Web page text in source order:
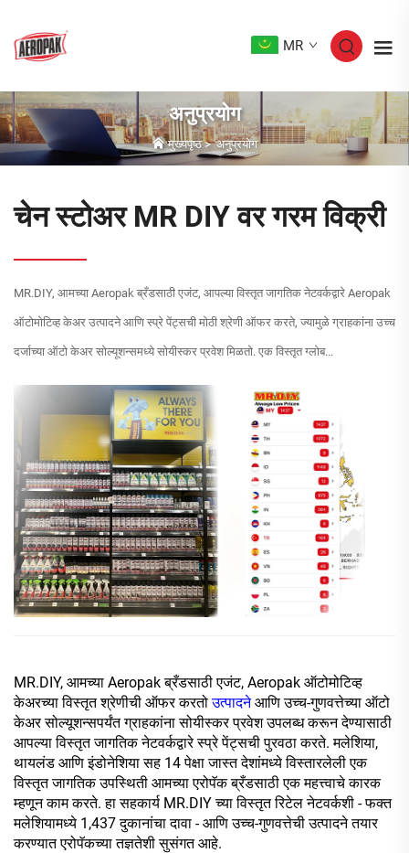
MR
अनुप्रयोग
मुख्यपृष्ठ>अनुप्रयोग
चेन स्टोअर MR DIY वर गरम विक्री
MR.DIY, आमच्या Aeropak ब्रँडसाठी एजंट, आपल्या विस्तृत जागतिक नेटवर्कद्वारे Aeropak
ऑटोमोटिव्ह केअर उत्पादने आणि स्प्रे पेंट्सची मोठी श्रेणी ऑफर करते, ज्यामुळे ग्राहकांना उच्च
दर्जाच्या ऑटो केअर सोल्यूशन्समध्ये सोयीस्कर प्रवेश मिळतो. एक विस्तृत ग्लोब...
MR.DIY, आमच्या Aeropak ब्रँडसाठी एजंट, Aeropak ऑटोमोटिव्ह
केअरच्या विस्तृत श्रेणीची ऑफर करतोउत्पादनेआणि उच्च-गुणवत्तेच्या ऑटो
केअर सोल्यूशन्सपर्यंत ग्राहकांना सोयीस्कर प्रवेश उपलब्ध करून देण्यासाठी
आपल्या विस्तृत जागतिक नेटवर्कद्वारे स्प्रे पेंट्सची पुरवठा करते. मलेशिया,
थायलंड आणि इंडोनेशिया सह 14 पेक्षा जास्त देशांमध्ये विस्तारलेली एक
विस्तृत जागतिक उपस्थिती आमच्या एरोपॅक ब्रँडसाठी एक महत्त्वाचे कारक
म्हणून काम करते. हा सहकार्य MR.DIY च्या विस्तृत रिटेल नेटवर्कशी - फक्त
मलेशियामध्ये 1,437 दुकानांचा दावा - आणि उच्च-गुणवत्तेची उत्पादने तयार
करण्यात एरोपॅकच्या तज्ञतेशी सुसंगत आहे.